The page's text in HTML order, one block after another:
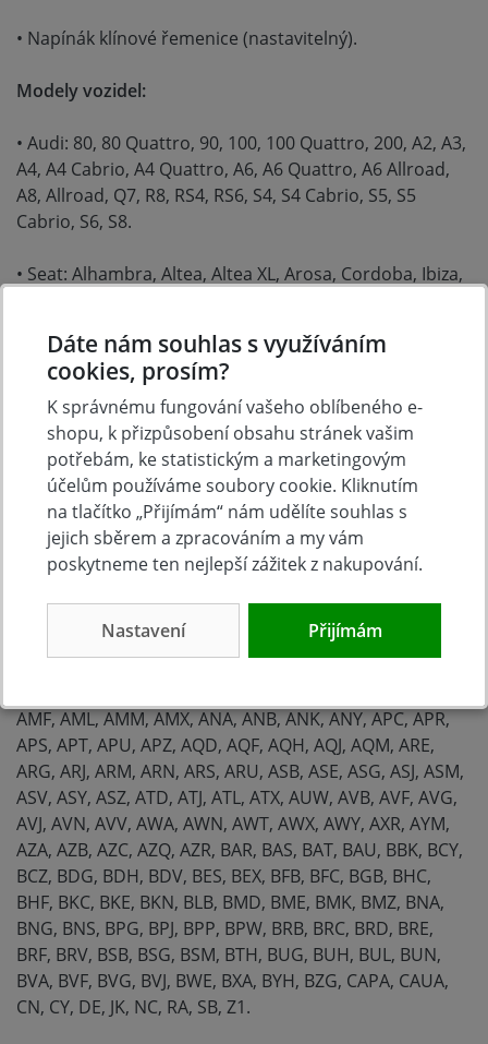
• Napínák klínové řemenice (nastavitelný).
Modely vozidel:
• Audi: 80, 80 Quattro, 90, 100, 100 Quattro, 200, A2, A3,
A4, A4 Cabrio, A4 Quattro, A6, A6 Quattro, A6 Allroad,
A8, Allroad, Q7, R8, RS4, RS6, S4, S4 Cabrio, S5, S5
Cabrio, S6, S8.
• Seat: Alhambra, Altea, Altea XL, Arosa, Cordoba, Ibiza,
• Škoda: Fabia I-II, Felicia, Felicia Van, Felicia Pick-up,
Octavia I-II, Octavia Tour, Roomster, Superb.
• VW: Beetle, Bora, Caddy, Caddy Maxi, Caddy Pick-up,
Eos, Fox, Golf, Jetta, Lupo, Passat, Phaeton, Polo, Polo
Classic, Sharan, Santana, Tiguan, Tuareg, Touran,
Transporter, Vento.
Kódy motorů:
ABP, ACK, ADP, ADR, AEB, AEL, AFB, AFF, AFN, AFV,
AMF, AML, AMM, AMX, ANA, ANB, ANK, ANY, APC, APR,
APS, APT, APU, APZ, AQD, AQF, AQH, AQJ, AQM, ARE,
ARG, ARJ, ARM, ARN, ARS, ARU, ASB, ASE, ASG, ASJ, ASM,
ASV, ASY, ASZ, ATD, ATJ, ATL, ATX, AUW, AVB, AVF, AVG,
AVJ, AVN, AVV, AWA, AWN, AWT, AWX, AWY, AXR, AYM,
AZA, AZB, AZC, AZQ, AZR, BAR, BAS, BAT, BAU, BBK, BCY,
BCZ, BDG, BDH, BDV, BES, BEX, BFB, BFC, BGB, BHC,
BHF, BKC, BKE, BKN, BLB, BMD, BME, BMK, BMZ, BNA,
BNG, BNS, BPG, BPJ, BPP, BPW, BRB, BRC, BRD, BRE,
BRF, BRV, BSB, BSG, BSM, BTH, BUG, BUH, BUL, BUN,
BVA, BVF, BVG, BVJ, BWE, BXA, BYH, BZG, CAPA, CAUA,
CN, CY, DE, JK, NC, RA, SB, Z1.
Dáte nám souhlas s využíváním
cookies, prosím?
K správnému fungování vašeho oblíbeného e-
shopu, k přizpůsobení obsahu stránek vašim
potřebám, ke statistickým a marketingovým
účelům používáme soubory cookie. Kliknutím
na tlačítko „Přijímám“ nám udělíte souhlas s
jejich sběrem a zpracováním a my vám
poskytneme ten nejlepší zážitek z nakupování.
Nastavení Přijímám